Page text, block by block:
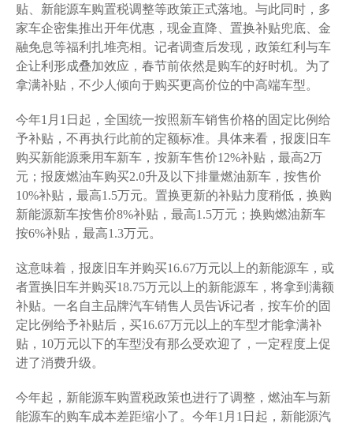
贴、新能源车购置税调整等政策正式落地。与此同时，多
家车企密集推出开年优惠，现金直降、置换补贴兜底、金
融免息等福利扎堆亮相。记者调查后发现，政策红利与车
企让利形成叠加效应，春节前依然是购车的好时机。为了
拿满补贴，不少人倾向于购买更高价位的中高端车型。
今年1月1日起，全国统一按照新车销售价格的固定比例给
予补贴，不再执行此前的定额标准。具体来看，报废旧车
购买新能源乘用车新车，按新车售价12%补贴，最高2万
元；报废燃油车购买2.0升及以下排量燃油新车，按售价
10%补贴，最高1.5万元。置换更新的补贴力度稍低，换购
新能源新车按售价8%补贴，最高1.5万元；换购燃油新车
按6%补贴，最高1.3万元。
这意味着，报废旧车并购买16.67万元以上的新能源车，或
者置换旧车并购买18.75万元以上的新能源车，将拿到满额
补贴。一名自主品牌汽车销售人员告诉记者，按车价的固
定比例给予补贴后，买16.67万元以上的车型才能拿满补
贴，10万元以下的车型没有那么受欢迎了，一定程度上促
进了消费升级。
今年起，新能源车购置税政策也进行了调整，燃油车与新
能源车的购车成本差距缩小了。今年1月1日起，新能源汽